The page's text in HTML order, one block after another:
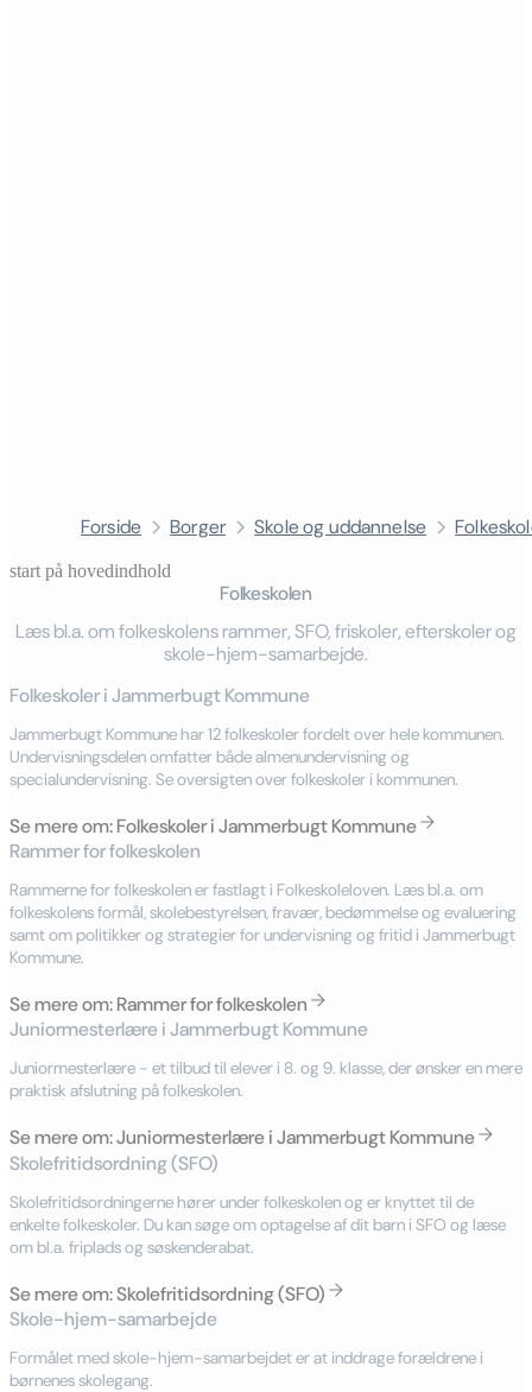
Forside Borger Skole og uddannelse
start på hovedindhold
Folkeskolen
Læs bl.a. om folkeskolens rammer, SFO, friskoler, efterskoler og
skole-hjem-samarbejde.
senest opdateret 7. april 2026
Folkeskoler i Jammerbugt Kommune
Jammerbugt Kommune har 12 folkeskoler fordelt over hele kommunen.
Undervisningsdelen omfatter både almenundervisning og
specialundervisning. Se oversigten over folkeskoler i kommunen.
Se mere om: Folkeskoler i Jammerbugt Kommune
Rammer for folkeskolen
Rammerne for folkeskolen er fastlagt i Folkeskoleloven. Læs bl.a. om
folkeskolens formål, skolebestyrelsen, fravær, bedømmelse og evaluering
samt om politikker og strategier for undervisning og fritid i Jammerbugt
Kommune.
Se mere om: Rammer for folkeskolen
Juniormesterlære i Jammerbugt Kommune
Juniormesterlære - et tilbud til elever i 8. og 9. klasse, der ønsker en mere
Se mere om: Juniormesterlære i Jammerbugt Kommune
Skolefritidsordning (SFO)
Skolefritidsordningerne hører under folkeskolen og er knyttet til de
enkelte folkeskoler. Du kan søge om optagelse af dit barn i SFO og læse
om bl.a. friplads og søskenderabat.
Se mere om: Skolefritidsordning (SFO)
Skole-hjem-samarbejde
Formålet med skole-hjem-samarbejdet er at inddrage forældrene i
børnenes skolegang.